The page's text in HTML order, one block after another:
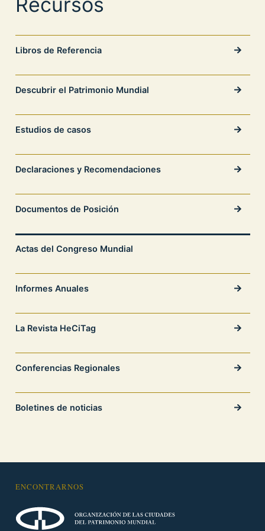
Libros de Referencia
Descubrir el Patrimonio Mundial
Estudios de casos
Declaraciones y Recomendaciones
Documentos de Posición
Actas del Congreso Mundial
Informes Anuales
La Revista HeCiTag
Conferencias Regionales
Boletines de noticias
ENCONTRARNOS